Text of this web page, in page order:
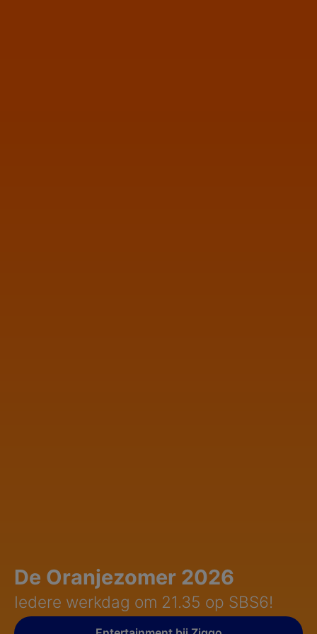
De Oranjezomer 2026
Iedere werkdag om 21.35 op SBS6!